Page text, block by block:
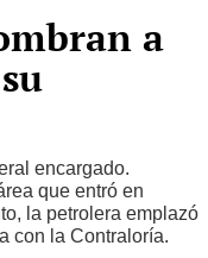
a
encargado.
que entró en
la petrolera emplazó
con la Contraloría.